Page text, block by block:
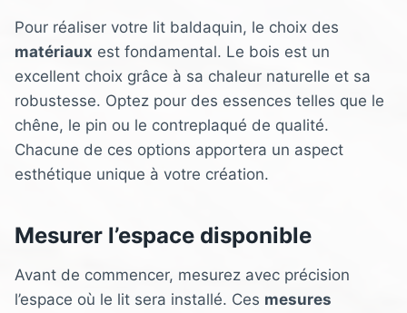
Pour réaliser votre lit baldaquin, le choix des
matériaux est fondamental. Le bois est un
excellent choix grâce à sa chaleur naturelle et sa
robustesse. Optez pour des essences telles que le
chêne, le pin ou le contreplaqué de qualité.
Chacune de ces options apportera un aspect
esthétique unique à votre création.
Mesurer l’espace disponible
Avant de commencer, mesurez avec précision
l’espace où le lit sera installé. Ces mesures